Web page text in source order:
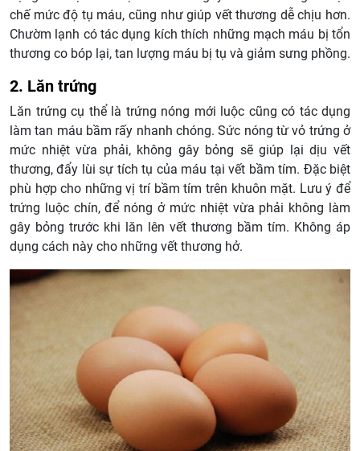
chế mức độ tụ máu, cũng như giúp vết thương dễ chịu hơn.
Chườm lạnh có tác dụng kích thích những mạch máu bị tổn
thương co bóp lại, tan lượng máu bị tụ và giảm sưng phồng.
2. Lăn trứng
Lăn trứng cụ thể là trứng nóng mới luộc cũng có tác dụng
làm tan máu bầm rấy nhanh chóng. Sức nóng từ vỏ trứng ở
mức nhiệt vừa phải, không gây bỏng sẽ giúp lại dịu vết
thương, đẩy lùi sự tích tụ của máu tại vết bầm tím. Đặc biệt
phù hợp cho những vị trí bầm tím trên khuôn mặt. Lưu ý để
trứng luộc chín, để nóng ở mức nhiệt vừa phải không làm
gây bỏng trước khi lăn lên vết thương bầm tím. Không áp
dụng cách này cho những vết thương hở.